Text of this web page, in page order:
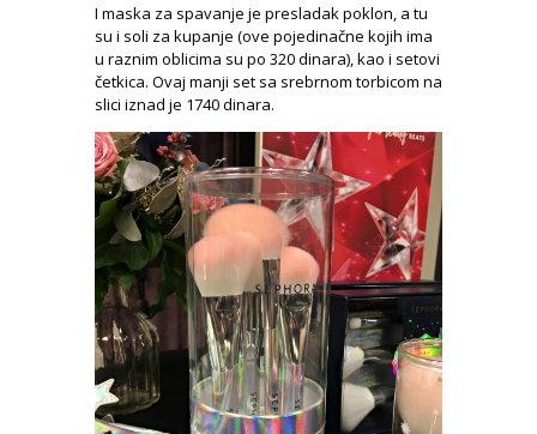
I maska za spavanje je presladak poklon, a tu
su i soli za kupanje (ove pojedinačne kojih ima
u raznim oblicima su po 320 dinara), kao i setovi
četkica. Ovaj manji set sa srebrnom torbicom na
slici iznad je 1740 dinara.